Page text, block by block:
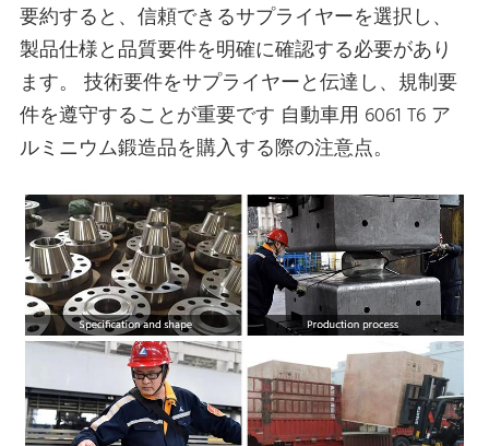
要約すると、信頼できるサプライヤーを選択し、
製品仕様と品質要件を明確に確認する必要があり
ます。 技術要件をサプライヤーと伝達し、規制要
件を遵守することが重要です 自動車用 6061 T6 ア
ルミニウム鍛造品を購入する際の注意点。